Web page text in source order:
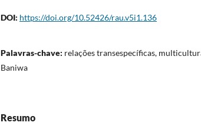
DOI: https://doi.org/10.52426/rau.v5i1.136
Palavras-chave: relações transespecíficas,
Baniwa
Resumo